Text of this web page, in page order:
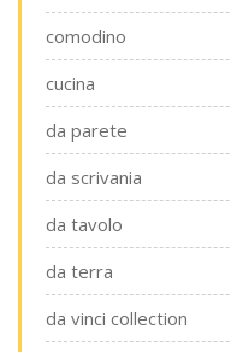
comodino
cucina
da parete
da scrivania
da tavolo
da terra
da vinci collection